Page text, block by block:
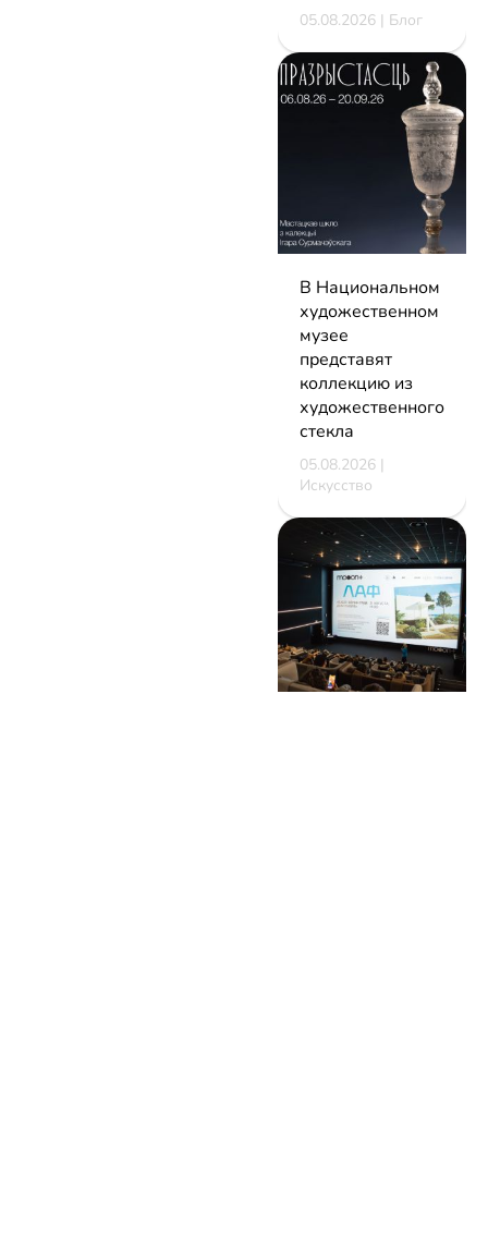
05.08.2026 | Блог
В Национальном
художественном
музее
представят
коллекцию из
художественного
стекла
05.08.2026 |
Искусство